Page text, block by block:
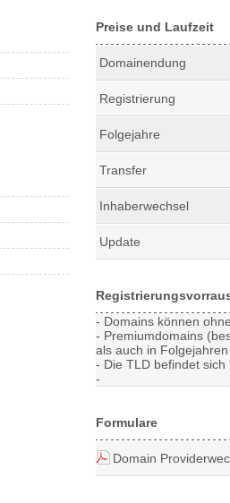
Preise und Laufzeit
Domainendung
Registrierung
Folgejahre
Transfer
Inhaberwechsel
Update
- Domains können
- Premiumdomains
als auch in
- Die TLD befindet
-
Formulare
Domain